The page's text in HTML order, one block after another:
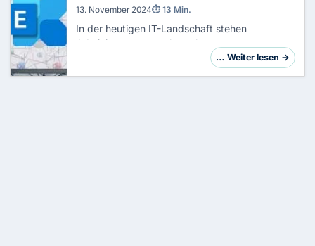
In der heutigen IT-Landschaft stehen
Administratoren vor komplexen
Herausforderungen bei der Migration von
13. November 2024⏱ 13 Min.
… Weiter lesen →